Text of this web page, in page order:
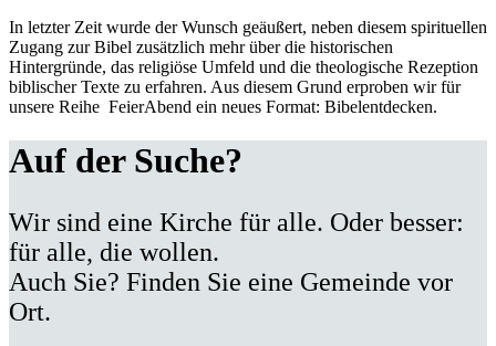
In letzter Zeit wurde der Wunsch geäußert, neben diesem spirituellen
Zugang zur Bibel zusätzlich mehr über die historischen
Hintergründe, das religiöse Umfeld und die theologische Rezeption
biblischer Texte zu erfahren. Aus diesem Grund erproben wir für
unsere Reihe FeierAbend ein neues Format: Bibelentdecken.
Auf der Suche?
Wir sind eine Kirche für alle. Oder besser:
für alle, die wollen.
Auch Sie? Finden Sie eine Gemeinde vor
Ort.